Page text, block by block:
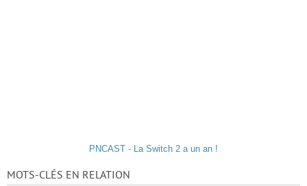
PNCAST - La Switch 2 a un an !
MOTS-CLÉS EN RELATION